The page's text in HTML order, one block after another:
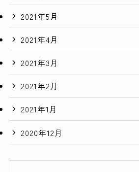
2021年5月
2021年4月
2021年3月
2021年2月
2021年1月
2020年12月